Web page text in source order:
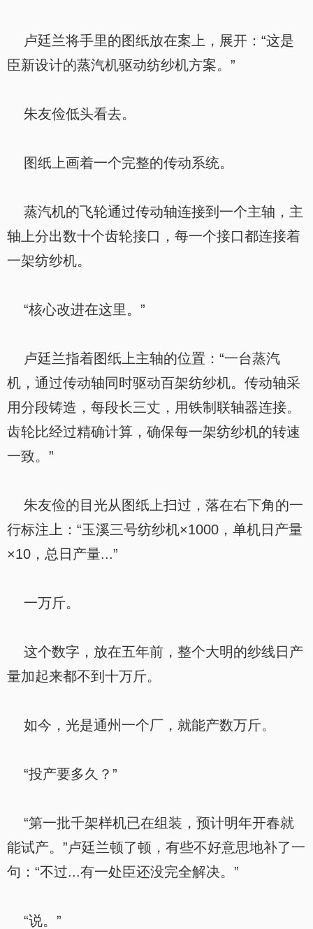
卢廷兰将手里的图纸放在案上，展开：“这是
臣新设计的蒸汽机驱动纺纱机方案。”
朱友俭低头看去。
图纸上画着一个完整的传动系统。
蒸汽机的飞轮通过传动轴连接到一个主轴，主
轴上分出数十个齿轮接口，每一个接口都连接着
一架纺纱机。
“核心改进在这里。”
卢廷兰指着图纸上主轴的位置：“一台蒸汽
机，通过传动轴同时驱动百架纺纱机。传动轴采
用分段铸造，每段长三丈，用铁制联轴器连接。
齿轮比经过精确计算，确保每一架纺纱机的转速
一致。”
朱友俭的目光从图纸上扫过，落在右下角的一
行标注上：“玉溪三号纺纱机×1000，单机日产量
×10，总日产量...”
一万斤。
这个数字，放在五年前，整个大明的纱线日产
量加起来都不到十万斤。
如今，光是通州一个厂，就能产数万斤。
“投产要多久？”
“第一批千架样机已在组装，预计明年开春就
能试产。”卢廷兰顿了顿，有些不好意思地补了一
句：“不过...有一处臣还没完全解决。”
“说。”